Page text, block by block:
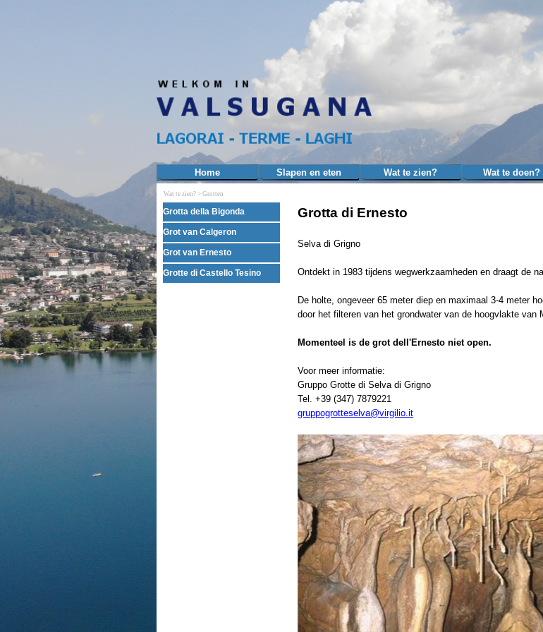
Menu overslaan
Home Slapen en eten ▼
Wat te zien? ▼
Wat te doen?
Wat te zien? >Grotten
Menu overslaan
Grotta della Bigonda
Grot van Calgeron
Grot van Ernesto
Grotte di Castello Tesino
Grotta di Ernesto
Selva di Grigno
Ontdekt in 1983 tijdens wegwerkzaamheden en draagt de
De holte, ongeveer 65 meter diep en maximaal 3-4 meter
door het filteren van het grondwater van de hoogvlakte
Momenteel is de grot dell'Ernesto niet open.
Voor meer informatie:
Gruppo Grotte di Selva di Grigno
Tel. +39 (347) 7879221
gruppogrotteselva@virgilio.it